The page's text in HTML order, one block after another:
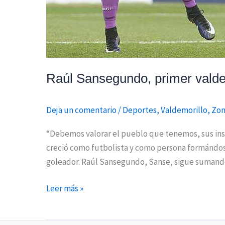
Raúl Sansegundo, primer
Deja un comentario/Deportes,Valdemorillo,
“Debemos valorar el pueblo que tenemos, sus
creció como futbolista y como persona
goleador. Raúl Sansegundo, Sanse, sigue
Leer más »